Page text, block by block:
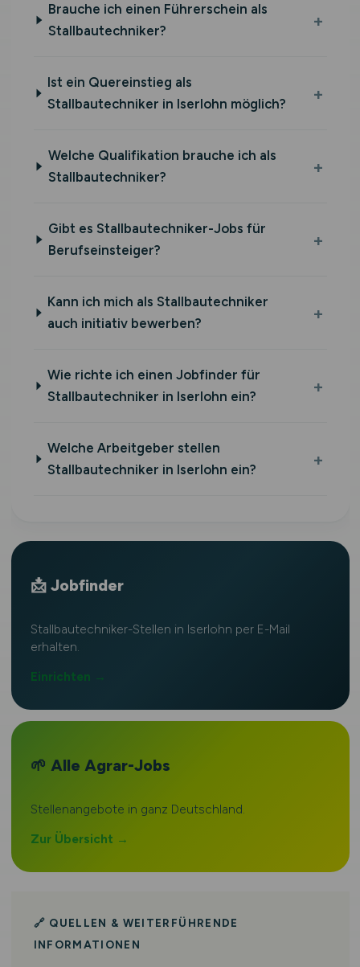
Brauche ich einen Führerschein als
Stallbautechniker?
Ist ein Quereinstieg als
Stallbautechniker in Iserlohn möglich?
Welche Qualifikation brauche ich als
Stallbautechniker?
Gibt es Stallbautechniker-Jobs für
Berufseinsteiger?
Kann ich mich als Stallbautechniker
auch initiativ bewerben?
Wie richte ich einen Jobfinder für
Stallbautechniker in Iserlohn ein?
Welche Arbeitgeber stellen
Stallbautechniker in Iserlohn ein?
📩 Jobfinder
Stallbautechniker-Stellen in Iserlohn per E-Mail
erhalten.
Einrichten →
🌱 Alle Agrar-Jobs
Stellenangebote in ganz Deutschland.
Zur Übersicht →
🔗 QUELLEN & WEITERFÜHRENDE
INFORMATIONEN